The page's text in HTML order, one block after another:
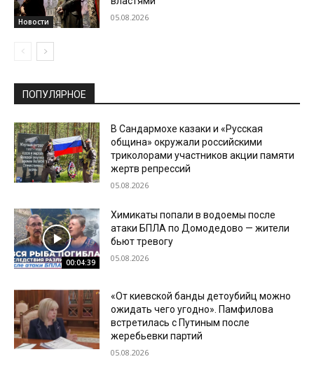
Новости 05.08.2026
ПОПУЛЯРНОЕ
В Сандармохе казаки и «Русская
община» окружали российскими
триколорами участников акции памяти
жертв репрессий
05.08.2026
00:04:39
Химикаты попали в водоемы после
атаки БПЛА по Домодедово — жители
бьют тревогу
05.08.2026
«От киевской банды детоубийц можно
ожидать чего угодно». Памфилова
встретилась с Путиным после
жеребьевки партий
05.08.2026